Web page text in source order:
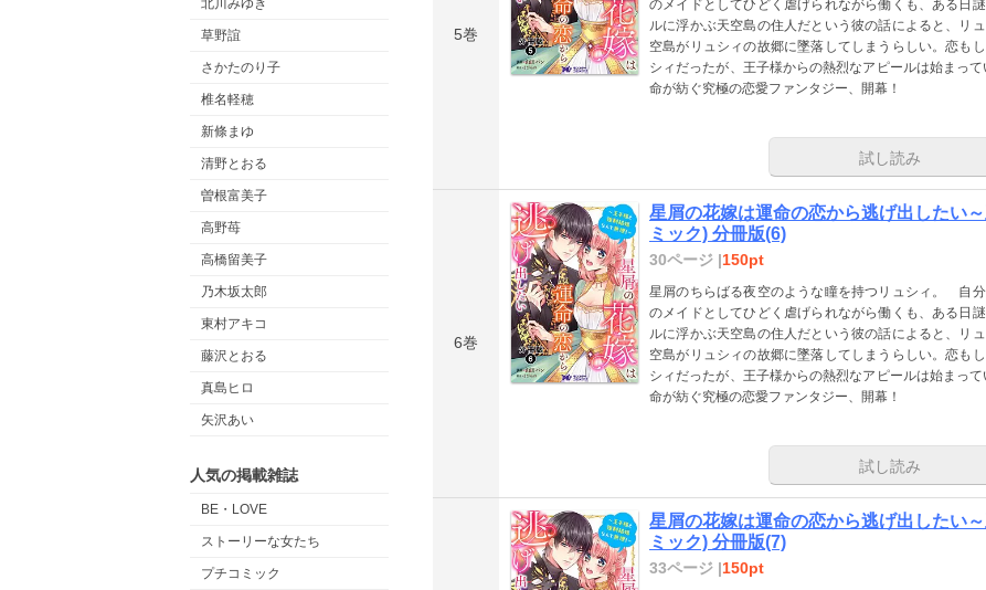
北川みゆき
草野誼
さかたのり子
椎名軽穂
新條まゆ
清野とおる
曽根富美子
高野苺
高橋留美子
乃木坂太郎
東村アキコ
藤沢とおる
真島ヒロ
矢沢あい
人気の掲載雑誌
BE・LOVE
ストーリーな女たち
プチコミック
5巻
のメイドとしてひどく虐げられながら働くも、ある日
ルに浮かぶ天空島の住人だという彼の話によると、リ
空島がリュシィの故郷に墜落してしまうらしい。恋も
シィだったが、王子様からの熱烈なアピールは始ま
命が紡ぐ究極の恋愛ファンタジー、開幕！
試し読み
6巻
星屑の花嫁は運命の恋から逃げ出したい
ミック) 分冊版(6)
30ページ |150pt
星屑のちらばる夜空のような瞳を持つリュシィ。 自
のメイドとしてひどく虐げられながら働くも、ある日
ルに浮かぶ天空島の住人だという彼の話によると、リ
空島がリュシィの故郷に墜落してしまうらしい。恋も
シィだったが、王子様からの熱烈なアピールは始ま
命が紡ぐ究極の恋愛ファンタジー、開幕！
試し読み
星屑の花嫁は運命の恋から逃げ出したい
ミック) 分冊版(7)
33ページ |150pt